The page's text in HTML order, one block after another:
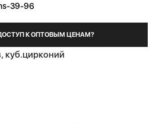
39-96
К ОПТОВЫМ ЦЕНАМ?
куб.цирконий